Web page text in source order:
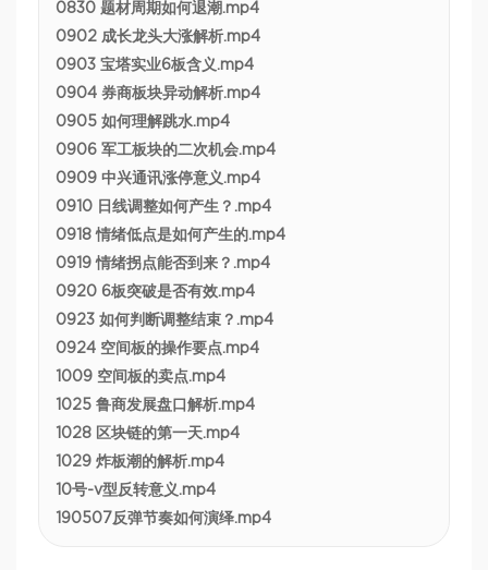
0830 题材周期如何退潮.mp4
0902 成长龙头大涨解析.mp4
0903 宝塔实业6板含义.mp4
0904 券商板块异动解析.mp4
0905 如何理解跳水.mp4
0906 军工板块的二次机会.mp4
0909 中兴通讯涨停意义.mp4
0910 日线调整如何产生？.mp4
0918 情绪低点是如何产生的.mp4
0919 情绪拐点能否到来？.mp4
0920 6板突破是否有效.mp4
0923 如何判断调整结束？.mp4
0924 空间板的操作要点.mp4
1009 空间板的卖点.mp4
1025 鲁商发展盘口解析.mp4
1028 区块链的第一天.mp4
1029 炸板潮的解析.mp4
10号-v型反转意义.mp4
190507反弹节奏如何演绎.mp4